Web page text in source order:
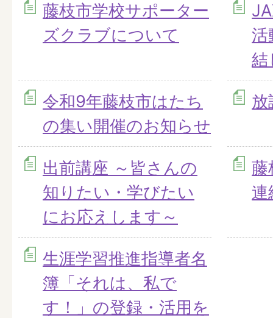
藤枝市学校サポーター
ズクラブについて
活
結
令和9年藤枝市はたち
の集い開催のお知らせ
放
出前講座 ～皆さんの
知りたい・学びたい
にお応えします～
藤
連
生涯学習推進指導者名
簿「それは、私で
す！」の登録・活用を